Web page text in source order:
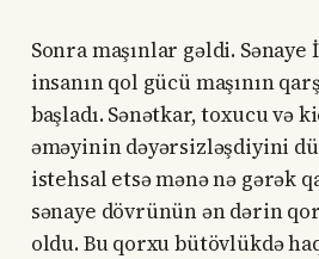
Sonra maşınlar gəldi.
insanın qol gücü maşının
başladı. Sənətkar, toxucu və
əməyinin dəyərsizləşdiyini
istehsal etsə mənə nə gərək
sənaye dövrünün ən dərin
oldu. Bu qorxu bütövlükdə